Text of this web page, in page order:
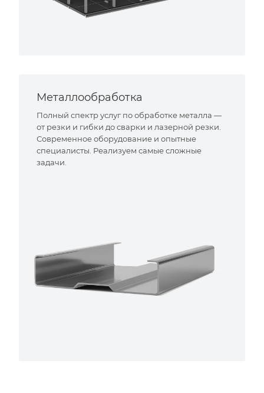
Металлообработка
Полный спектр услуг по обработке металла —
от резки и гибки до сварки и лазерной резки.
Современное оборудование и опытные
специалисты. Реализуем самые сложные
задачи.